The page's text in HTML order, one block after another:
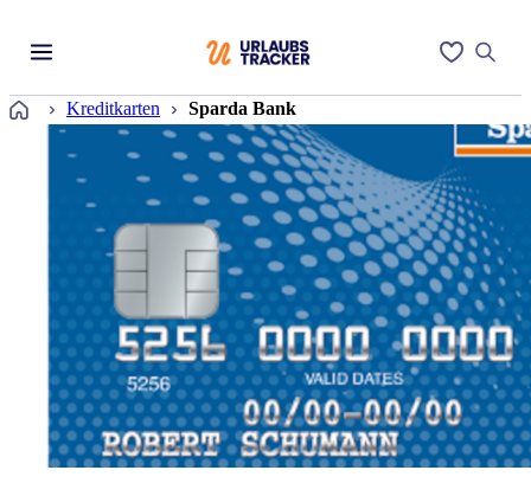
Startseite
Kreditkarten Sparda Bank